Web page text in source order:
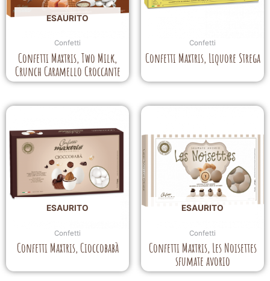
ESAURITO
Confetti
Confetti Maxtris, Two Milk,
Crunch Caramello Croccante
Confetti
Confetti Maxtris, Liquore Strega
ESAURITO
Confetti
Confetti Maxtris, Cioccobabà
ESAURITO
Confetti
Confetti Maxtris, Les Noisettes
sfumate avorio